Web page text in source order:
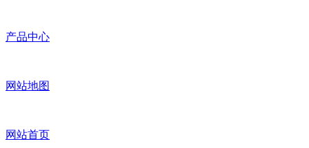
产品中心
网站地图
网站首页